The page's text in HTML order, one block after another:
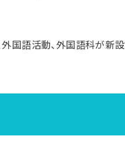
語活動、外国語科が新設